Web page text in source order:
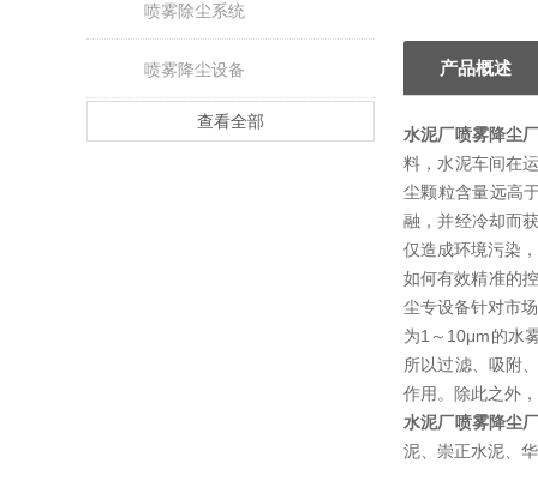
喷雾除尘系统
喷雾降尘设备
查看全部
产品概述
水泥厂喷雾降尘
料，水泥车间在
尘颗粒含量远高
融，并经冷却而
仅造成环境污染
如何有效精准的
尘专设备针对市
为1～10μm的水
所以过滤、吸附
作用。除此之外
水泥厂喷雾降尘
泥、崇正水泥、